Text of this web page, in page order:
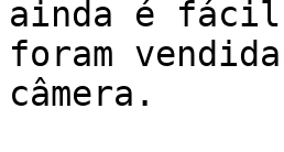
ainda é fácil
foram
câmera.